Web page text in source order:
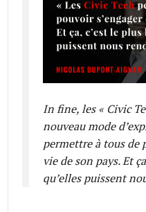
In fine, les « Civic
nouveau mode
permettre à tous de
vie de son pays. Et
qu’elles puissent